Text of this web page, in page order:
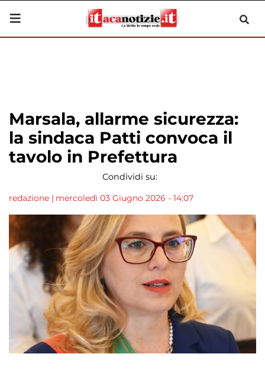
Marsala, allarme sicurezza:
la sindaca Patti convoca il
tavolo in Prefettura
Condividi su:
redazione | mercoledì 03 Giugno 2026 - 14:07